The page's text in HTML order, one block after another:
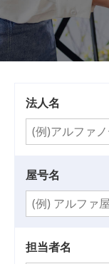
法人名
屋号名
担当者名